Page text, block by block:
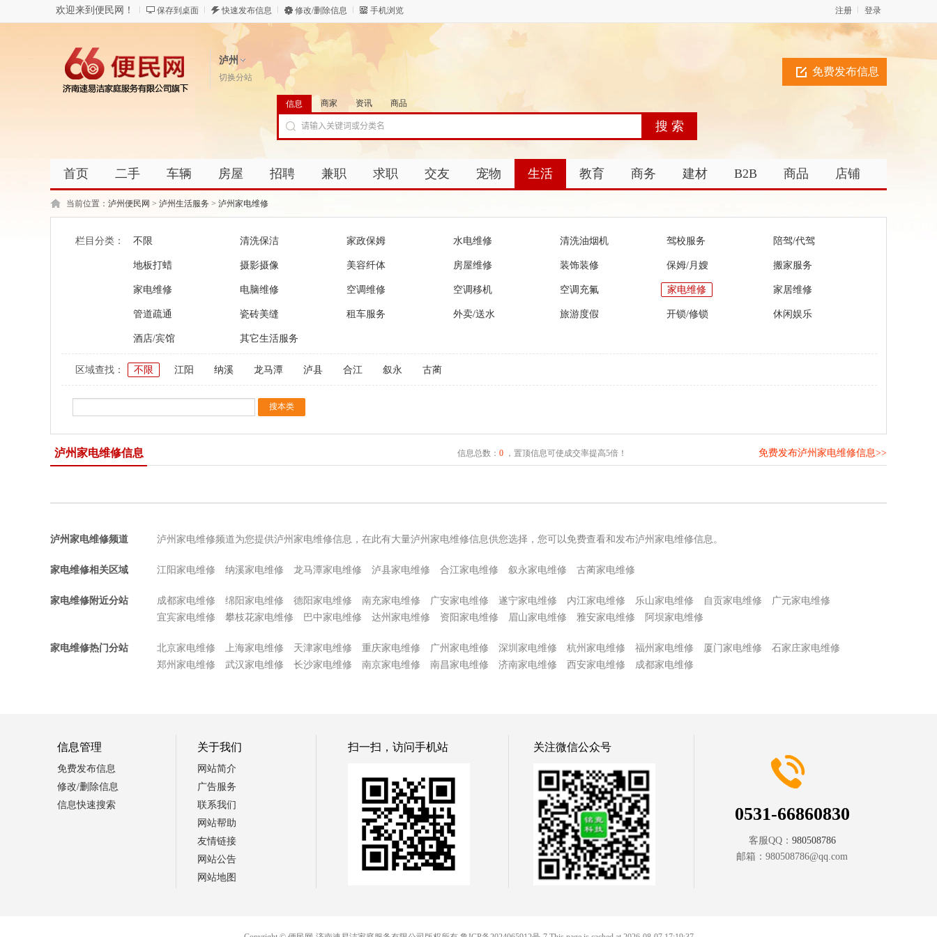
欢迎来到便民网！ 保存到桌面 快速发布信息 修改/删除信息 手机浏览 登录
注册
泸州
切换分站 免费发布信息
信息 商家 资讯 商品
首页 二手 车辆 房屋 招聘 兼职 求职 交友 宠物 生活 教育 商务 建材 B2B 商品 店铺
当前位置： 泸州便民网 > 泸州生活服务 > 泸州家电维修
栏目分类： 不限 清洗保洁 家政保姆 水电维修 清洗油烟机 驾校服务 陪驾/代驾
地板打蜡 摄影摄像 美容纤体 房屋维修 装饰装修 保姆/月嫂 搬家服务
家电维修 电脑维修 空调维修 空调移机 空调充氟 家电维修 家居维修
管道疏通 瓷砖美缝 租车服务 外卖/送水 旅游度假 开锁/修锁 休闲娱乐
酒店/宾馆 其它生活服务
区域查找： 不限 江阳 纳溪 龙马潭 泸县 合江 叙永 古蔺
泸州家电维修信息 信息总数： 0，置顶信息可使成交率提高5倍！ 免费发布泸州家电维修信息>>
泸州家电维修频道 泸州家电维修频道为您提供泸州家电维修信息，在此有大量泸州家电维修信息供您选择，您可以免费查看和发布泸州家电维修信息。
家电维修相关区域 江阳家电维修 纳溪家电维修 龙马潭家电维修 泸县家电维修 合江家电维修 叙永家电维修 古蔺家电维修
家电维修附近分站 成都家电维修 绵阳家电维修 德阳家电维修 南充家电维修 广安家电维修 遂宁家电维修 内江家电维修 乐山家电维修 自贡家电维修
广元家电维修
宜宾家电维修
攀枝花家电维修 巴中家电维修 达州家电维修 资阳家电维修 眉山家电维修 雅安家电维修 阿坝家电维修
家电维修热门分站 北京家电维修 上海家电维修 天津家电维修 重庆家电维修 广州家电维修 深圳家电维修 杭州家电维修 福州家电维修 厦门家电维修
石家庄家电维修
郑州家电维修
武汉家电维修 长沙家电维修 南京家电维修 南昌家电维修 济南家电维修 西安家电维修 成都家电维修
信息管理
免费发布信息
修改/删除信息
信息快速搜索
关于我们
网站简介
广告服务
联系我们
网站帮助
友情链接
网站公告
网站地图
扫一扫，访问手机站 关注微信公众号
0531-66860830
客服QQ： 980508786
邮箱： 980508786@qq.com